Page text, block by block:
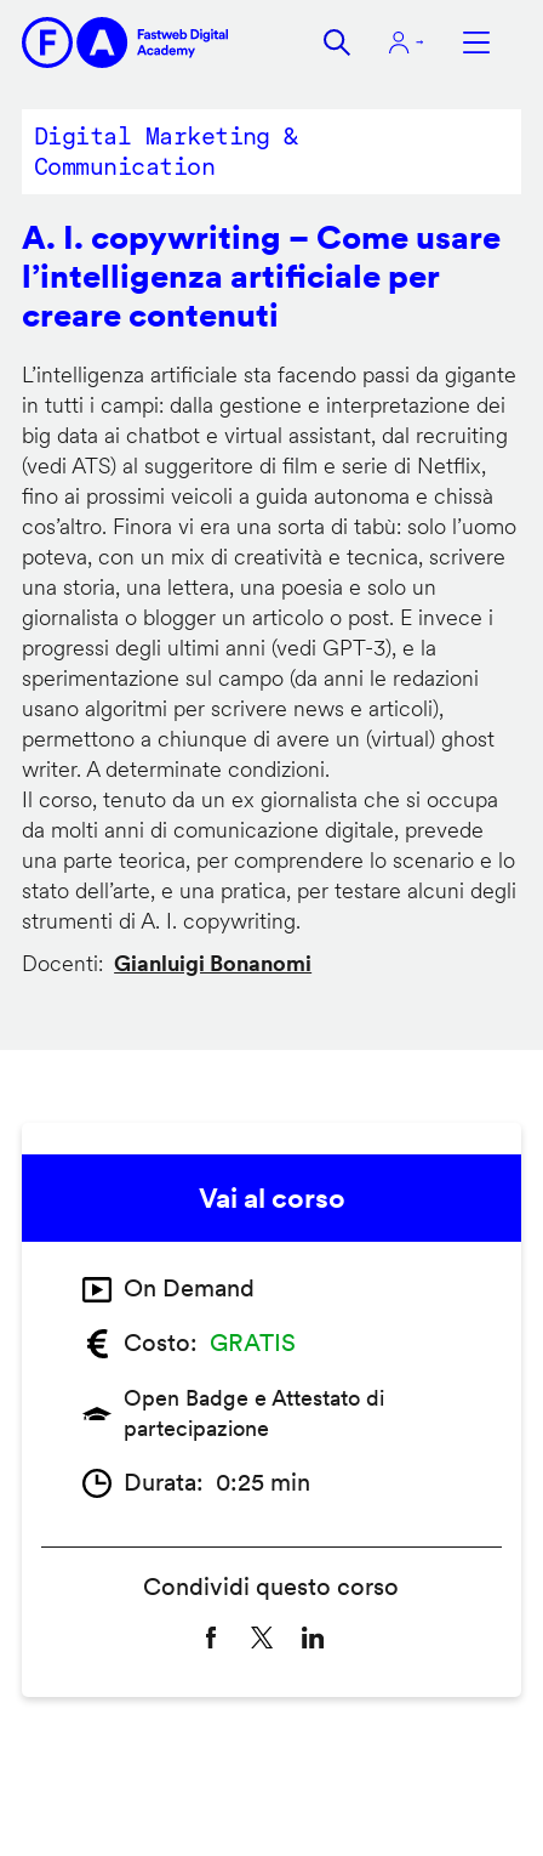
contenuto
Digital Marketing &
Communication
A. I. copywriting – Come usare
l’intelligenza artificiale per
creare contenuti
L’intelligenza artificiale sta facendo passi da gigante
in tutti i campi: dalla gestione e interpretazione dei
big data ai chatbot e virtual assistant, dal recruiting
(vedi ATS) al suggeritore di film e serie di Netflix,
fino ai prossimi veicoli a guida autonoma e chissà
cos’altro. Finora vi era una sorta di tabù: solo l’uomo
poteva, con un mix di creatività e tecnica, scrivere
una storia, una lettera, una poesia e solo un
giornalista o blogger un articolo o post. E invece i
progressi degli ultimi anni (vedi GPT-3), e la
sperimentazione sul campo (da anni le redazioni
usano algoritmi per scrivere news e articoli),
permettono a chiunque di avere un (virtual) ghost
writer. A determinate condizioni.
Il corso, tenuto da un ex giornalista che si occupa
da molti anni di comunicazione digitale, prevede
una parte teorica, per comprendere lo scenario e lo
stato dell’arte, e una pratica, per testare alcuni degli
strumenti di A. I. copywriting.
Docenti
Gianluigi Bonanomi
Vai al corso
On Demand
Costo
GRATIS
Open Badge e Attestato di
partecipazione
Durata 0:25 min
Condividi questo corso